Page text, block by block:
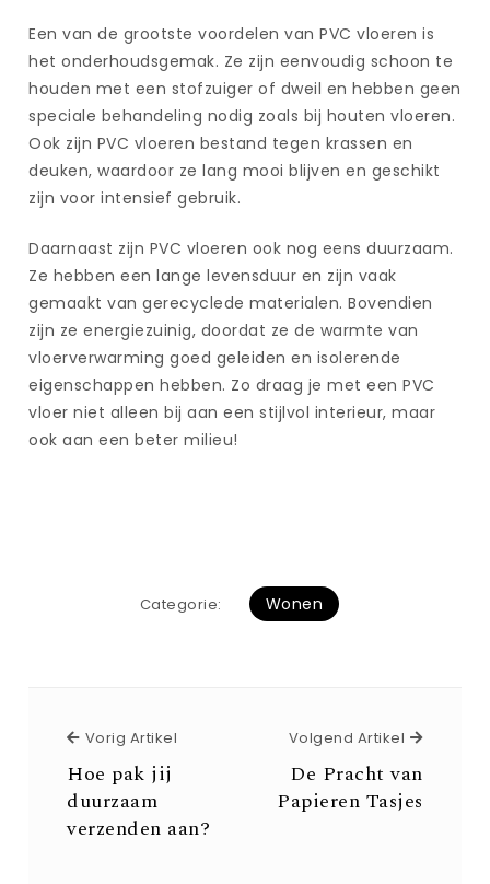
Een van de grootste voordelen van PVC vloeren is
het onderhoudsgemak. Ze zijn eenvoudig schoon te
houden met een stofzuiger of dweil en hebben geen
speciale behandeling nodig zoals bij houten vloeren.
Ook zijn PVC vloeren bestand tegen krassen en
deuken, waardoor ze lang mooi blijven en geschikt
zijn voor intensief gebruik.
Daarnaast zijn PVC vloeren ook nog eens duurzaam.
Ze hebben een lange levensduur en zijn vaak
gemaakt van gerecyclede materialen. Bovendien
zijn ze energiezuinig, doordat ze de warmte van
vloerverwarming goed geleiden en isolerende
eigenschappen hebben. Zo draag je met een PVC
vloer niet alleen bij aan een stijlvol interieur, maar
ook aan een beter milieu!
Categorie: Wonen
Vorig Artikel
Hoe pak jij
duurzaam
verzenden aan?
Volgend Artikel Volgend
De Pracht van
Papieren Tasjes